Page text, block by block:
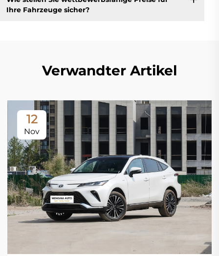
Ihre Fahrzeuge sicher?
Verwandter Artikel
12
Nov